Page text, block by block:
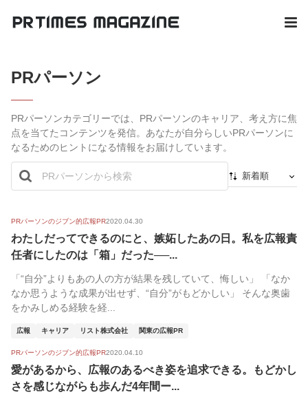
PRパーソン
PRパーソンカテゴリーでは、PRパーソンのキャリア、考え方に焦
点を当てたコンテンツを発信。あなたが自分らしいPRパーソンに
なるためのヒントになる情報をお届けしています。
新着順
人気順
PRパーソンのジブン的広報PR2020.04.30
わたしだってできるのにと、嫉妬したあの日。私を広報責
任者にしたのは「箱」だった──...
「“自分”よりもあの人の方が結果を残していて、悔しい」 「なか
なか思うような成果が出せず、“自分”がもどかしい」 そんな奥歯
をかみしめる経験を経...
広報 キャリア リスト株式会社 関東の広報PR
PRパーソンのジブン的広報PR2020.04.10
愛があるから、広報のあるべき姿を追求できる。もどかし
さを感じながらも歩んだ4年間ー...